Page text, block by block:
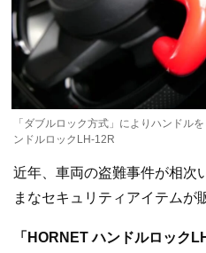
「ダブルロック方式」によりハンドル
ンドルロックLH-12R
近年、車両の盗難事件が相次
まなセキュリティアイテムが
「HORNET ハンドルロック